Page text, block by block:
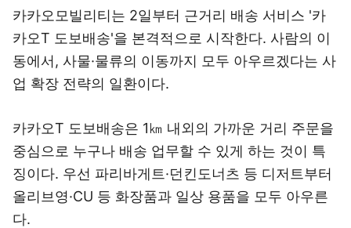
카카오모빌리티는 2일부터 근거리 배송 서비스 '카
카오T 도보배송'을 본격적으로 시작한다. 사람의 이
동에서, 사물·물류의 이동까지 모두 아우르겠다는 사
업 확장 전략의 일환이다.
카카오T 도보배송은 1㎞ 내외의 가까운 거리 주문을
중심으로 누구나 배송 업무할 수 있게 하는 것이 특
징이다. 우선 파리바게트·던킨도너츠 등 디저트부터
올리브영·CU 등 화장품과 일상 용품을 모두 아우른
다.